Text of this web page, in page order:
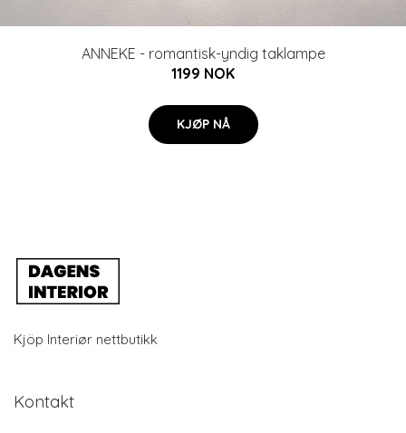
ANNEKE - romantisk-yndig taklampe
1199 NOK
KJØP NÅ
Kjöp Interiør nettbutikk
Kontakt